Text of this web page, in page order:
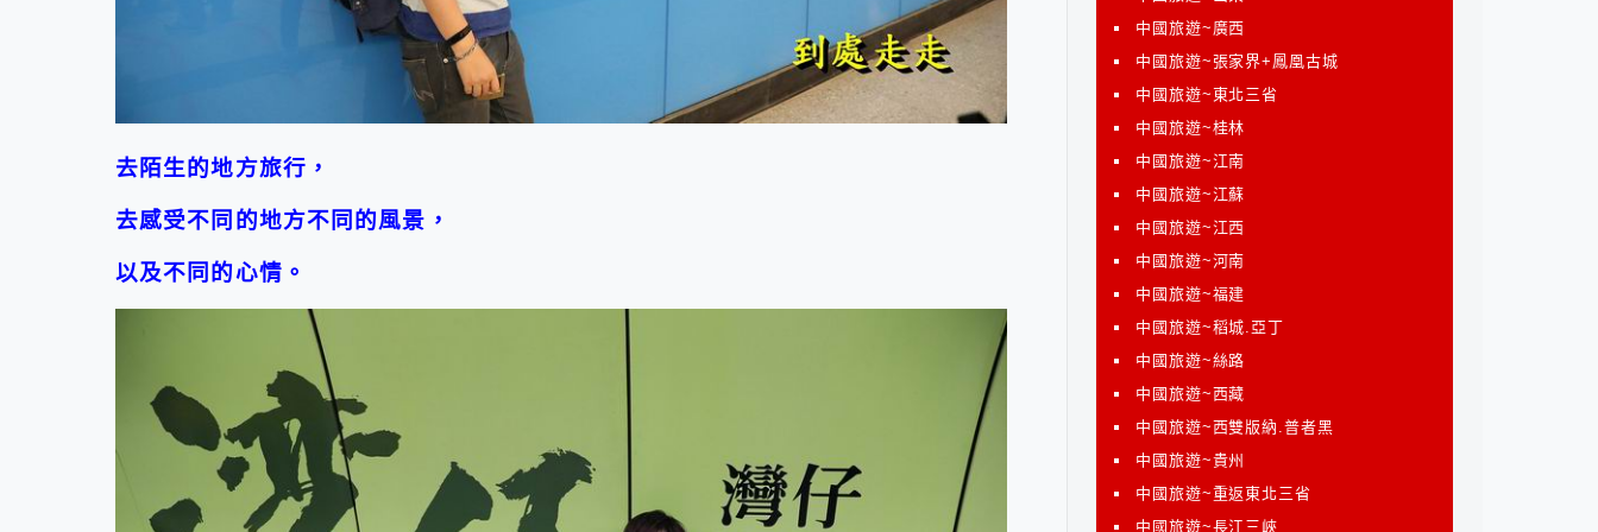
去陌生的地方旅行，
去感受不同的地方不同的風景，
以及不同的心情。
中國旅遊~廣西
中國旅遊~張家界+鳳凰古城
中國旅遊~東北三省
中國旅遊~桂林
中國旅遊~江南
中國旅遊~江蘇
中國旅遊~江西
中國旅遊~河南
中國旅遊~福建
中國旅遊~稻城.亞丁
中國旅遊~絲路
中國旅遊~西藏
中國旅遊~西雙版納.普者黑
中國旅遊~貴州
中國旅遊~重返東北三省
中國旅遊~長江三峽